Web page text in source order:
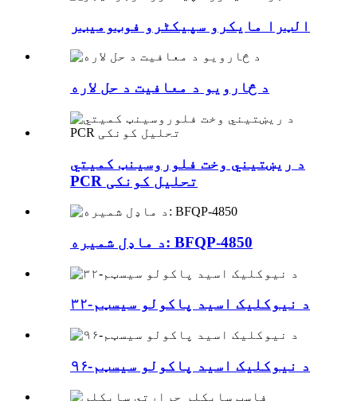
الټرا مایکرو سپیکٹرو فوټومیټر
د څارویو د معافیت د حل لاره
د ریښتیني وخت فلوروسینټ کمیتي
PCR تحلیل کونکی
د ماډل شمیره: BFQP-4850
د نیوکلیک اسید پاکولو سیسټم-۳۲
د نیوکلیک اسید پاکولو سیسټم-۹۶